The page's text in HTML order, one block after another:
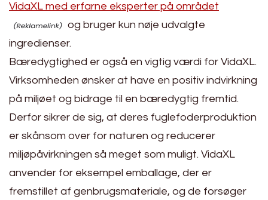
VidaXL med erfarne eksperter på området
og bruger kun nøje udvalgte
ingredienser.
Bæredygtighed er også en vigtig værdi for VidaXL.
Virksomheden ønsker at have en positiv indvirkning
på miljøet og bidrage til en bæredygtig fremtid.
Derfor sikrer de sig, at deres fuglefoderproduktion
er skånsom over for naturen og reducerer
miljøpåvirkningen så meget som muligt. VidaXL
anvender for eksempel emballage, der er
fremstillet af genbrugsmateriale, og de forsøger